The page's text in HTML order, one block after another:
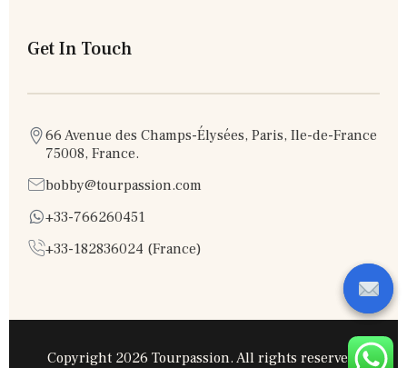
Get In Touch
66 Avenue des Champs-Élysées, Paris, Ile-de-France
75008, France.
bobby@tourpassion.com
+33-766260451
+33-182836024 (France)
Copyright 2026 Tourpassion. All rights reserved.